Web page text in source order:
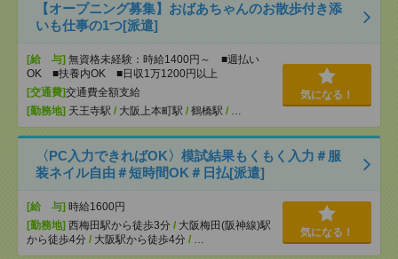
【オープニング募集】おばあちゃんのお散歩付き添
いも仕事の1つ[派遣]
[給 与] 無資格未経験：時給1400円～ ■週払い
OK ■扶養内OK ■日収1万1200円以上
[交通費]交通費全額支給
[勤務地] 天王寺駅 / 大阪上本町駅 / 鶴橋駅 / …
気になる！
〈PC入力できればOK〉模試結果もくもく入力＃服
装ネイル自由＃短時間OK＃日払[派遣]
[給 与] 時給1600円
[勤務地] 西梅田駅から徒歩3分 / 大阪梅田(阪神線)駅
から徒歩4分 / 大阪駅から徒歩4分 / …
気になる！